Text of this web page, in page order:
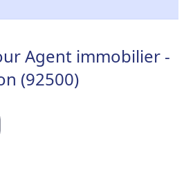
Agent immobilier -
(92500)